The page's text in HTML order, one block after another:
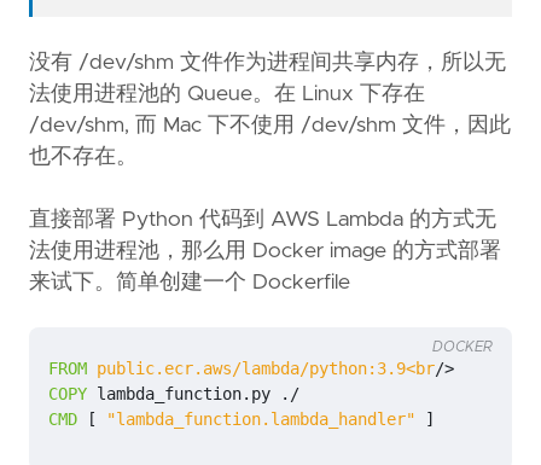
没有 /dev/shm 文件作为进程间共享内存，所以无
法使用进程池的 Queue。在 Linux 下存在
/dev/shm, 而 Mac 下不使用 /dev/shm 文件，因此
也不存在。
直接部署 Python 代码到 AWS Lambda 的方式无
法使用进程池，那么用 Docker image 的方式部署
来试下。简单创建一个 Dockerfile
FROM public.ecr.aws/lambda/python:3.9<br/>
COPY lambda_function.py ./
CMD
[ "lambda_function.lambda_handler" ]
DOCKER